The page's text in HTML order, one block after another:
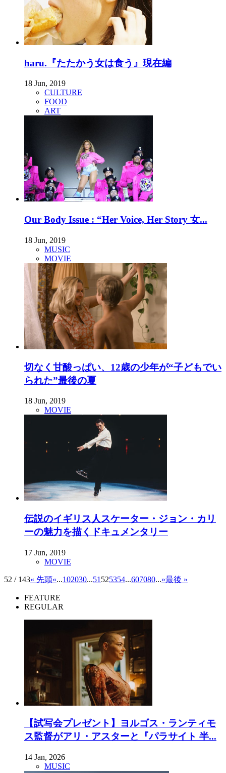
haru.『たたかう女は食う』現在編
18 Jun, 2019
CULTURE
FOOD
ART
Our Body Issue : “Her Voice, Her Story 女...
18 Jun, 2019
MUSIC
MOVIE
切なく甘酸っぱい、12歳の少年が“子どもでい
られた”最後の夏
18 Jun, 2019
MOVIE
伝説のイギリス人スケーター・ジョン・カリ
ーの魅力を描くドキュメンタリー
17 Jun, 2019
MOVIE
52 / 143« 先頭«...102030...51 525354...607080...»最後 »
FEATURE
REGULAR
【試写会プレゼント】ヨルゴス・ランティモ
ス監督がアリ・アスターと『パラサイト 半...
14 Jan, 2026
MUSIC